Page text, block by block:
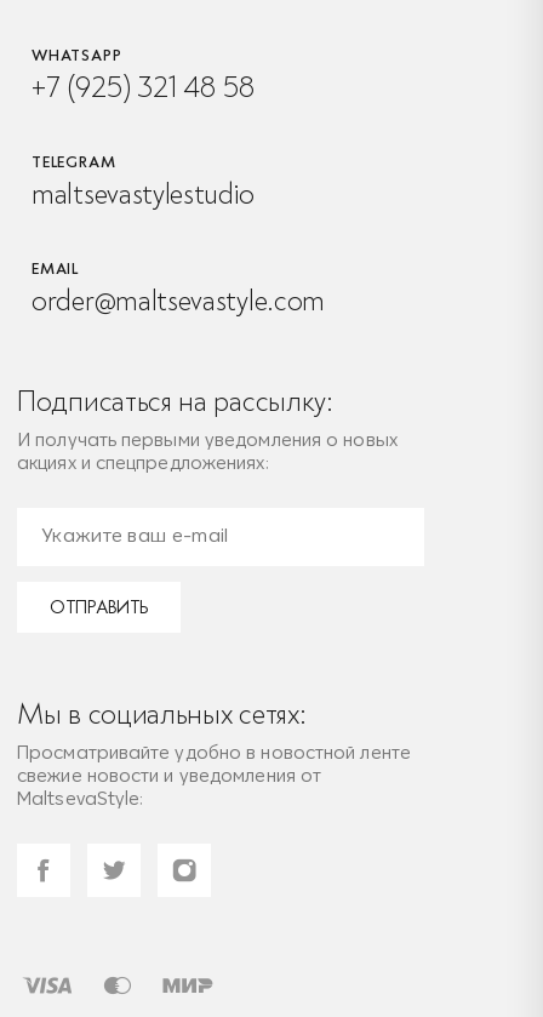
WHATSAPP
+7 (925) 321 48 58
TELEGRAM
maltsevastylestudio
EMAIL
order@maltsevastyle.com
Подписаться на рассылку:
И получать первыми уведомления о новых
акциях и спецпредложениях:
ОТПРАВИТЬ
Мы в социальных сетях:
Просматривайте удобно в новостной ленте
свежие новости и уведомления от
MaltsevaStyle: